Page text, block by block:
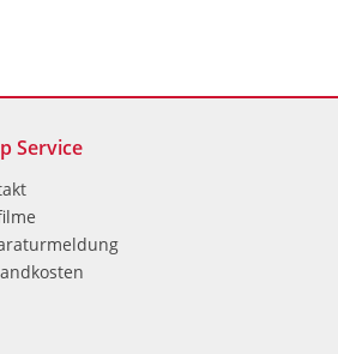
Service